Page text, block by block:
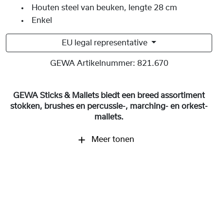
Houten steel van beuken, lengte 28 cm
Enkel
EU legal representative
GEWA Artikelnummer: 821.670
GEWA Sticks & Mallets biedt een breed assortiment
stokken, brushes en percussie-, marching- en orkest-
mallets.
Meer tonen